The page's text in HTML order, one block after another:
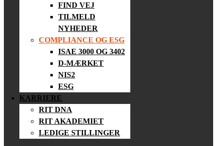
FIND VEJ
TILMELD
NYHEDER
COMPLIANCE OG ESG
ISAE 3000 OG 3402
D-MÆRKET
NIS2
ESG
KARRIERE
RIT DNA
RIT AKADEMIET
LEDIGE STILLINGER